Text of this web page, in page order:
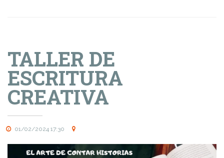
TALLER DE
ESCRITURA
CREATIVA
01/02/2024 17:30